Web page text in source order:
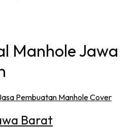
Manhole Jawa
Barat